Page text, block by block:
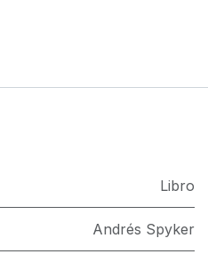
Libro
Andrés Spyker